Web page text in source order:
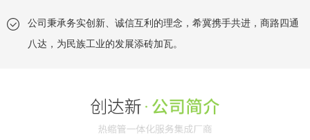
公司秉承务实创新、诚信互利的理念，希冀携手共进，商路四通
八达，为民族工业的发展添砖加瓦。